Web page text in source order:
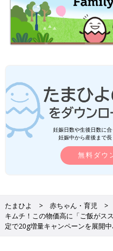
妊娠日数や生後日数に
妊娠中から産後まで
無料ダウ
たまひよ 赤ちゃん・育児
キムチ！この物価高に「ご飯がス
定で20g増量キャンペーンを展開